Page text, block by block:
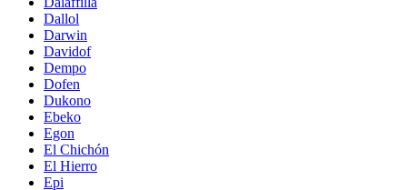
Dallol
Darwin
Davidof
Dempo
Dofen
Dukono
Ebeko
Egon
El Chichón
El Hierro
Epi